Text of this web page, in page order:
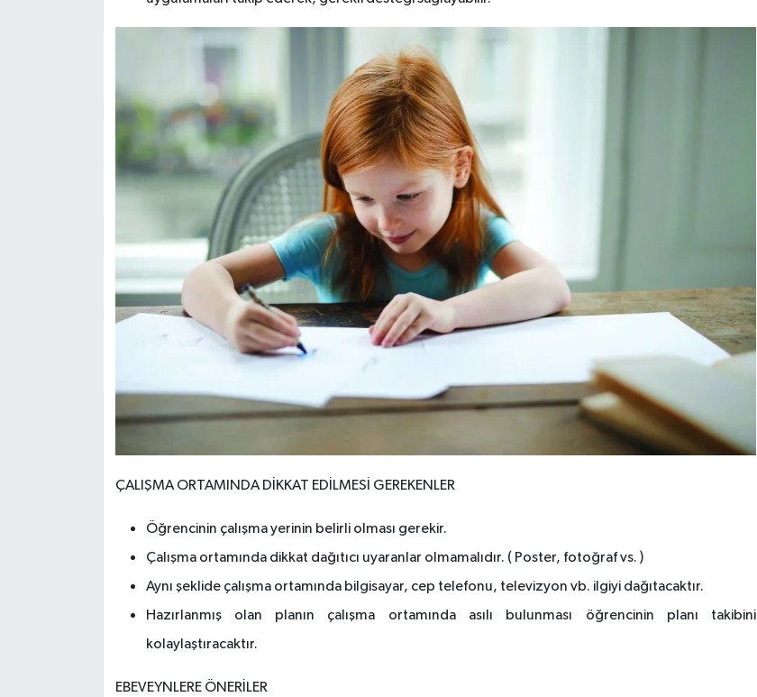
ÇALIŞMA ORTAMINDA DİKKAT EDİLMESİ GEREKENLER
Öğrencinin çalışma yerinin belirli olması gerekir.
Çalışma ortamında dikkat dağıtıcı uyaranlar olmamalıdır. ( Poster, fotoğraf vs. )
Aynı şeklide çalışma ortamında bilgisayar, cep telefonu, televizyon vb. ilgiyi dağıtacaktır.
Hazırlanmış olan planın çalışma ortamında asılı bulunması öğrencinin planı takibini
kolaylaştıracaktır.
EBEVEYNLERE ÖNERİLER